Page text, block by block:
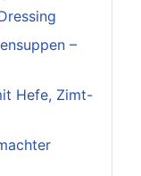
–
Hefe, Zimt-